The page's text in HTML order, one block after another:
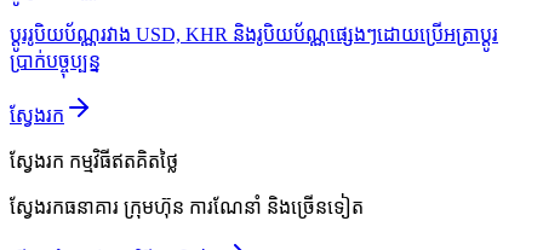
ប្ដូររូបិយប័ណ្ណរវាង USD, KHR និងរូបិយប័ណ្ណផ្សេងៗដោយប្រើអត្រាប្ដូរ
ប្រាក់បច្ចុប្បន្ន
ស្វែងរក
ស្វែងរក កម្មវិធីឥតគិតថ្លៃ
ស្វែងរកធនាគារ ក្រុមហ៊ុន ការណែនាំ និងច្រើនទៀត